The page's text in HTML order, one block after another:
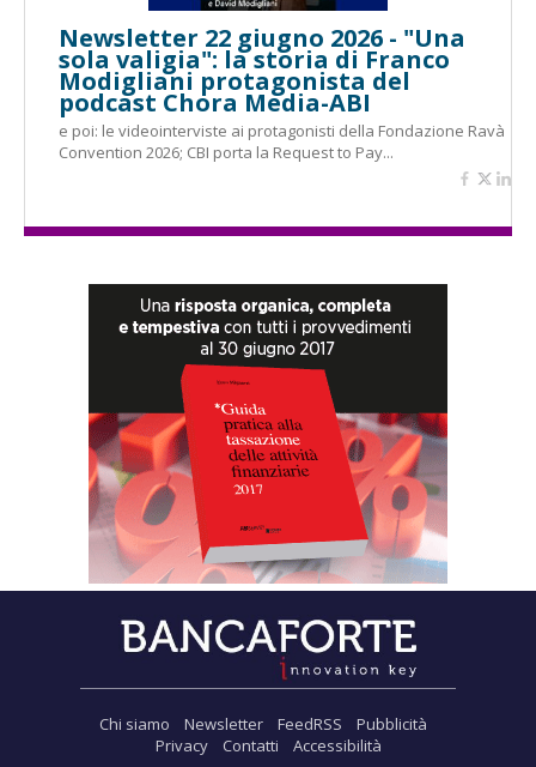
Newsletter 22 giugno 2026 - "Una
sola valigia": la storia di Franco
Modigliani protagonista del
podcast Chora Media-ABI
e poi: le videointerviste ai protagonisti della Fondazione Ravà
Convention 2026; CBI porta la Request to Pay...
Chi siamo Newsletter FeedRSS
Pubblicità
Privacy
Contatti Accessibilità